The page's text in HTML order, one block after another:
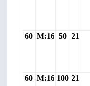
60 M:16 50 21
60 M:16 100 21